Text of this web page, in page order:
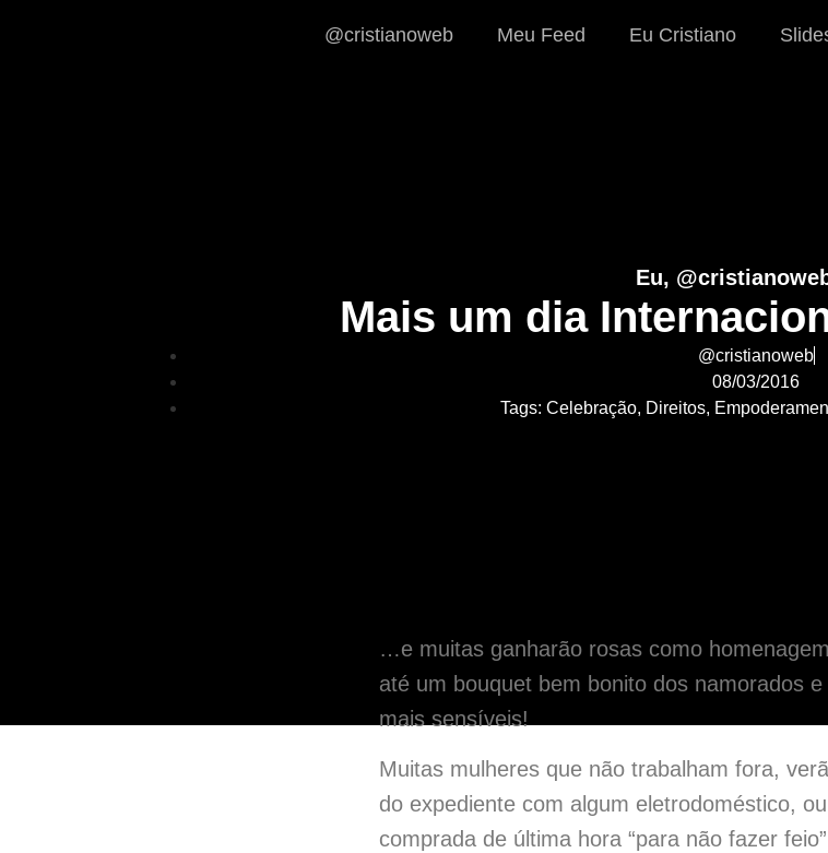
@cristianoweb Meu Feed Eu Cristiano
Eu,
Mais um dia
@cristianoweb
08/03/2016
Tags: Celebração, Direitos,
…e muitas ganharão rosas como
até um bouquet bem bonito dos namorados
mais sensíveis!
Muitas mulheres que não trabalham fora,
do expediente com algum eletrodoméstico,
comprada de última hora “para não fazer